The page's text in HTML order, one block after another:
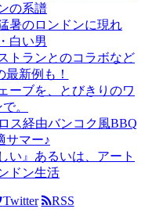
の系譜
暑のロンドンに現れ
白い男
トランとのコラボなど
新例も！
ーブを、とびきりのワ
。
ス経由バンコク風BBQ
サマー♪
い』あるいは、アート
ドン生活
Twitter RSS